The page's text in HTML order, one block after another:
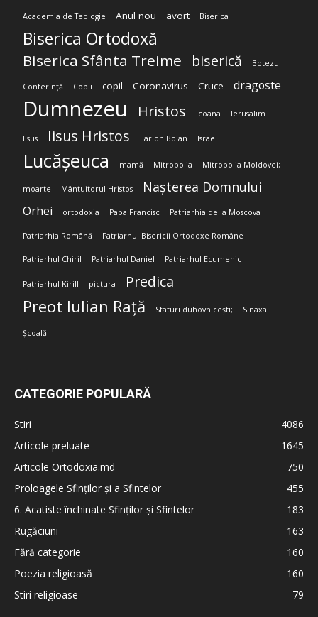
Academia de Teologie Anul nou avort Biserica
Biserica Ortodoxă
Biserica Sfânta Treime biserică Botezul
Conferință Copii copil Coronavirus Cruce dragoste
Dumnezeu Hristos Icoana Ierusalim
Iisus Iisus Hristos Ilarion Boian Israel
Lucășeuca mamă Mitropolia Mitropolia Moldovei;
moarte Mântuitorul Hristos Nașterea Domnului
Orhei ortodoxia Papa Francisc Patriarhia de la Moscova
Patriarhia Română Patriarhul Bisericii Ortodoxe Române
Patriarhul Chiril Patriarhul Daniel Patriarhul Ecumenic
Patriarhul Kirill pictura Predica
Preot Iulian Rață Sfaturi duhovnicești; Sinaxa
Școală
CATEGORIE POPULARĂ
Stiri
4086
Articole preluate
1645
Articole Ortodoxia.md
750
Proloagele Sfinților și a Sfintelor
455
6. Acatiste închinate Sfinților și Sfintelor
183
Rugăciuni
163
Fără categorie
160
Poezia religioasă
160
Stiri religioase
79